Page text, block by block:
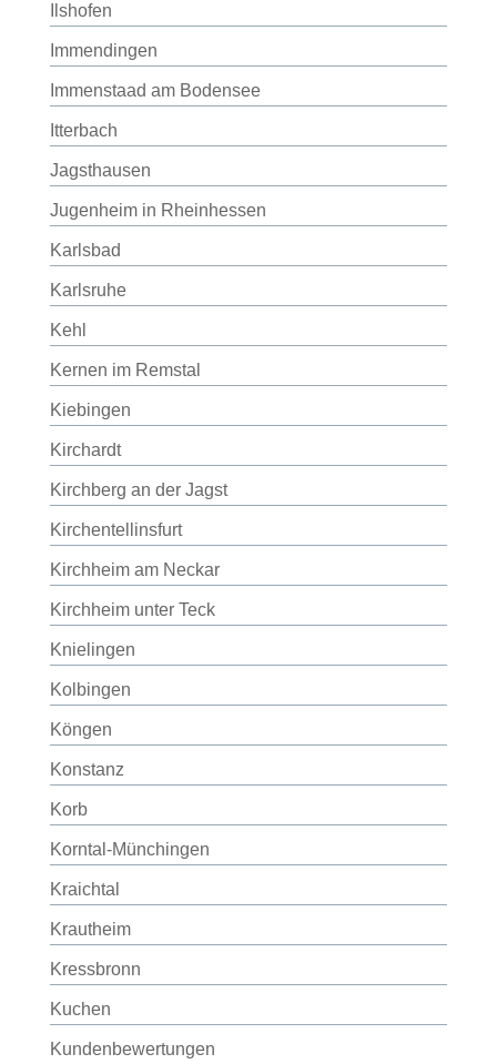
Ilshofen
Immendingen
Immenstaad am Bodensee
Itterbach
Jagsthausen
Jugenheim in Rheinhessen
Karlsbad
Karlsruhe
Kehl
Kernen im Remstal
Kiebingen
Kirchardt
Kirchberg an der Jagst
Kirchentellinsfurt
Kirchheim am Neckar
Kirchheim unter Teck
Knielingen
Kolbingen
Köngen
Konstanz
Korb
Korntal-Münchingen
Kraichtal
Krautheim
Kressbronn
Kuchen
Kundenbewertungen